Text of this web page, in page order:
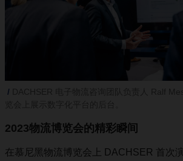
2023物流博览会的精彩瞬间
在慕尼黑物流博览会上 DACHSER 首次